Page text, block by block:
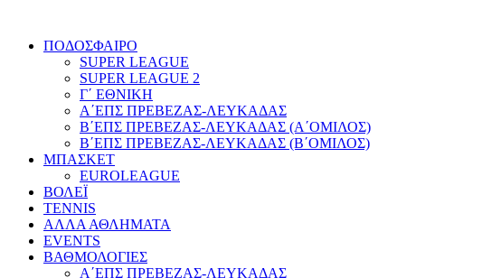
ΠΟΔΟΣΦΑΙΡΟ
SUPER LEAGUE
SUPER LEAGUE 2
Γ΄ ΕΘΝΙΚΗ
Α΄ΕΠΣ ΠΡΕΒΕΖΑΣ-ΛΕΥΚΑΔΑΣ
Β΄ΕΠΣ ΠΡΕΒΕΖΑΣ-ΛΕΥΚΑΔΑΣ (Α΄ΟΜΙΛΟΣ)
Β΄ΕΠΣ ΠΡΕΒΕΖΑΣ-ΛΕΥΚΑΔΑΣ (Β΄ΟΜΙΛΟΣ)
ΜΠΑΣΚΕΤ
EUROLEAGUE
ΒΟΛΕΪ
TENNIS
ΑΛΛΑ ΑΘΛΗΜΑΤΑ
EVENTS
ΒΑΘΜΟΛΟΓΙΕΣ
Α΄ΕΠΣ ΠΡΕΒΕΖΑΣ-ΛΕΥΚΑΔΑΣ